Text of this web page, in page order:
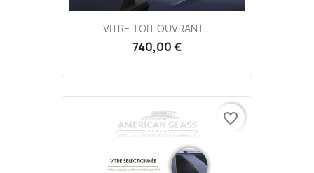
VITRE TOIT OUVRANT...
740,00 €
favorite_border